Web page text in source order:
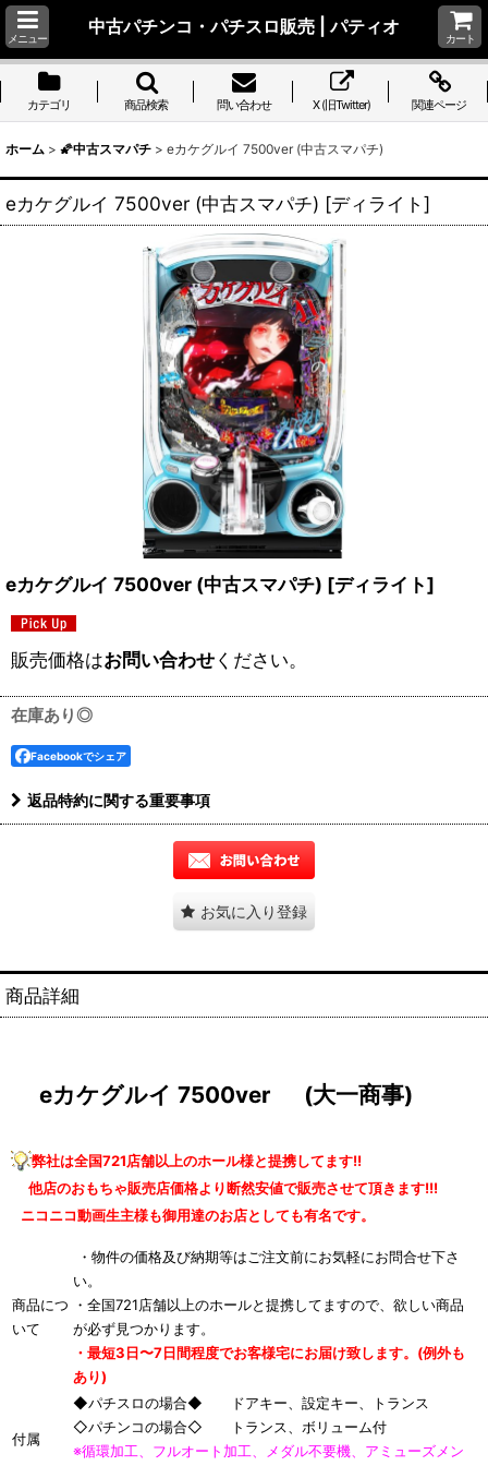
メニュー
中古パチンコ・パチスロ販売 | パティオ
カート
カテゴリ 商品検索 問い合わせ X (旧Twitter) 関連ページ
ホーム > 🌠中古スマパチ > eカケグルイ 7500ver (中古スマパチ)
eカケグルイ 7500ver (中古スマパチ) [ディライト]
eカケグルイ 7500ver (中古スマパチ) [ディライト]
販売価格はお問い合わせください。
在庫あり◎
Facebookでシェア
返品特約に関する重要事項
お気に入り登録
商品詳細
eカケグルイ 7500ver (大一商事)
弊社は全国721店舗以上のホール様と提携してます!!
他店のおもちゃ販売店価格より断然安値で販売させて頂きます!!!
ニコニコ動画生主様も御用達のお店としても有名です。
商品につ
いて
・物件の価格及び納期等はご注文前にお気軽にお問合せ下さ
い。
・全国721店舗以上のホールと提携してますので、欲しい商品
が必ず見つかります。
・最短3日〜7日間程度でお客様宅にお届け致します。(例外も
あり)
付属
◆パチスロの場合◆ ドアキー、設定キー、トランス
◇パチンコの場合◇ トランス、ボリューム付
※循環加工、フルオート加工、メダル不要機、アミューズメン